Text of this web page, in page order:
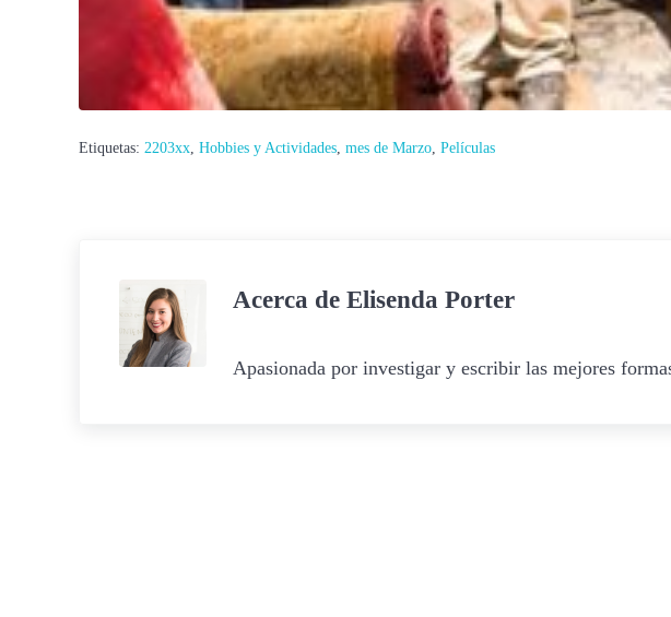
Etiquetas: 2203xx, Hobbies y Actividades, mes de Marzo, Películas
Acerca de Elisenda Porter
Apasionada por investigar y escribir las mejores